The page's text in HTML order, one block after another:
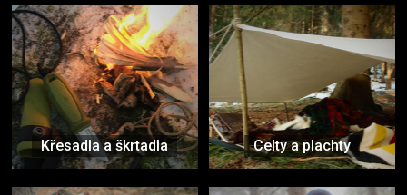
Křesadla a škrtadla Celty a plachty